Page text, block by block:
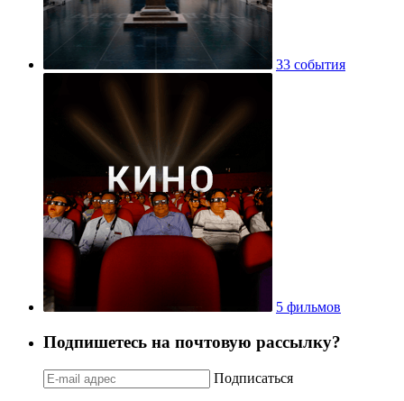
33 события
5 фильмов
Подпишетесь на почтовую рассылку?
Подписаться